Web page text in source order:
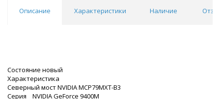
Описание Характеристики Наличие
Состояние новый
Характеристика
Северный мост NVIDIA MCP79MXT-B3
Серия NVIDIA GeForce 9400M